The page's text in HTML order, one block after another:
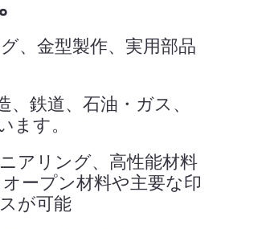
、金型製作、実用部品
、鉄道、石油・ガス、
ます。
アリング、高性能材料
ープン材料や主要な印
が可能